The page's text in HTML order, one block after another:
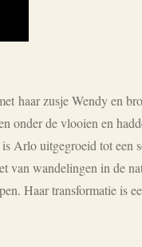
haar zusje Wendy en
onder de vlooien en
Arlo uitgegroeid tot
van wandelingen in de
Haar transformatie is